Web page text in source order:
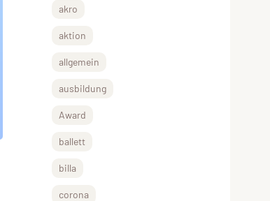
akro
aktion
allgemein
ausbildung
Award
ballett
billa
corona